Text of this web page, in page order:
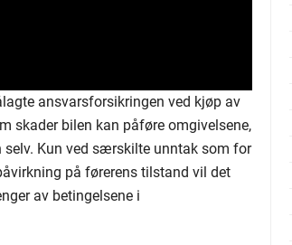
ansvarsforsikringen ved kjøp av
skader bilen kan påføre omgivelsene,
selv. Kun ved særskilte unntak som for
på førerens tilstand vil det
av betingelsene i